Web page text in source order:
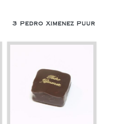
3 Pedro Ximenez Puur